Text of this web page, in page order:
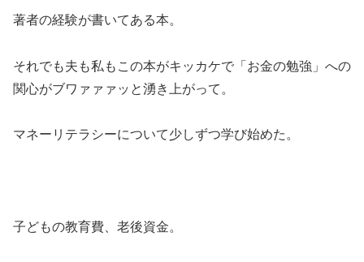
著者の経験が書いてある本。
それでも夫も私もこの本がキッカケで「お金の勉強」への
関心がブワァァァッと湧き上がって。
マネーリテラシーについて少しずつ学び始めた。
子どもの教育費、老後資金。